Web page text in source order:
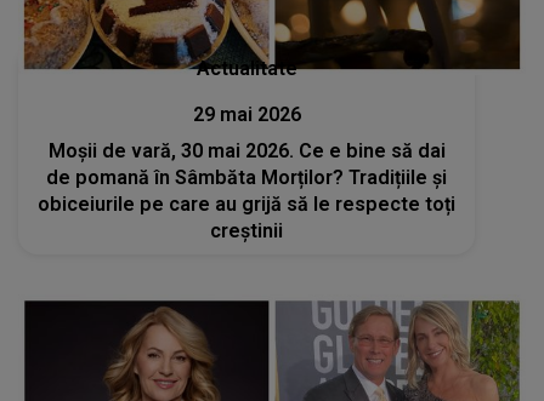
Actualitate
29 mai 2026
Moșii de vară, 30 mai 2026. Ce e bine să dai
de pomană în Sâmbăta Morților? Tradițiile și
obiceiurile pe care au grijă să le respecte toți
creștinii